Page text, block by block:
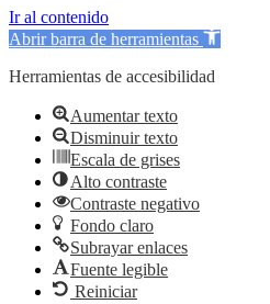
Ir al contenido
Abrir barra de herramientas
Herramientas de accesibilidad
Aumentar texto
Disminuir texto
Escala de grises
Alto contraste
Contraste negativo
Fondo claro
Subrayar enlaces
Fuente legible
Reiniciar